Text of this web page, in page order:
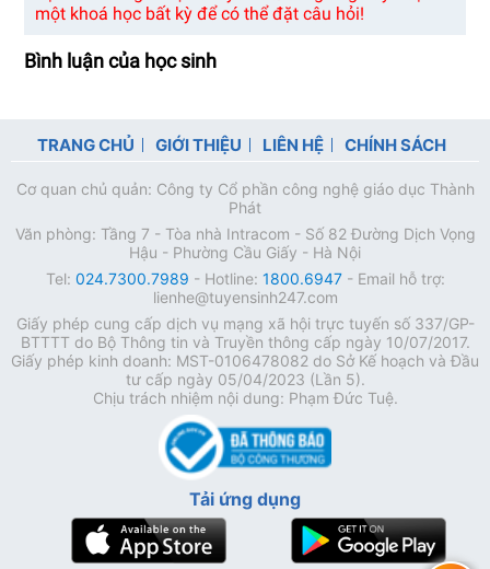
một khoá học bất kỳ để có thể đặt câu hỏi!
Bình luận của học sinh
TRANG CHỦ GIỚI THIỆU LIÊN HỆ CHÍNH SÁCH
Cơ quan chủ quản: Công ty Cổ phần công nghệ giáo dục Thành
Phát
Văn phòng: Tầng 7 - Tòa nhà Intracom - Số 82 Đường Dịch Vọng
Hậu - Phường Cầu Giấy - Hà Nội
Tel: 024.7300.7989 - Hotline: 1800.6947- Email hỗ trợ:
lienhe@tuyensinh247.com
Giấy phép cung cấp dịch vụ mạng xã hội trực tuyến số 337/GP-
BTTTT do Bộ Thông tin và Truyền thông cấp ngày 10/07/2017.
Giấy phép kinh doanh: MST-0106478082 do Sở Kế hoạch và Đầu
tư cấp ngày 05/04/2023 (Lần 5).
Chịu trách nhiệm nội dung: Phạm Đức Tuệ.
Tải ứng dụng